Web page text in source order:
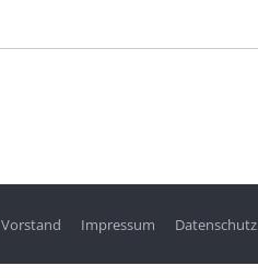
Vorstand Impressum Datenschutz